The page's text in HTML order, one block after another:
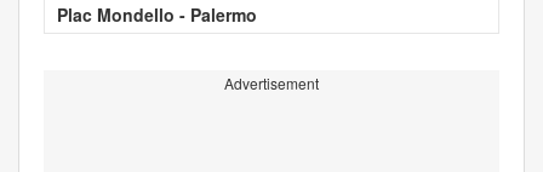
Plac Mondello - Palermo
Advertisement